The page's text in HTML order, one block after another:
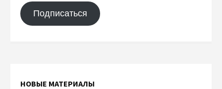
Подписаться
НОВЫЕ МАТЕРИАЛЫ